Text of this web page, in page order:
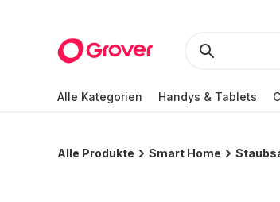
Alle Kategorien Handys & Tablets
Alle Produkte Smart Home